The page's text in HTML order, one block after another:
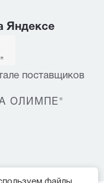
Яндексе
поставщиков
ОЛИМПЕ"